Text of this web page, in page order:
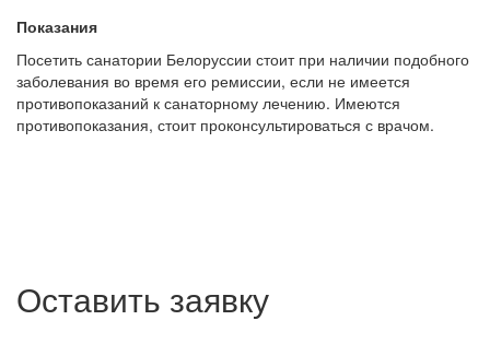
Показания
Посетить санатории Белоруссии стоит при наличии подобного
заболевания во время его ремиссии, если не имеется
противопоказаний к санаторному лечению. Имеются
противопоказания, стоит проконсультироваться с врачом.
Оставить заявку